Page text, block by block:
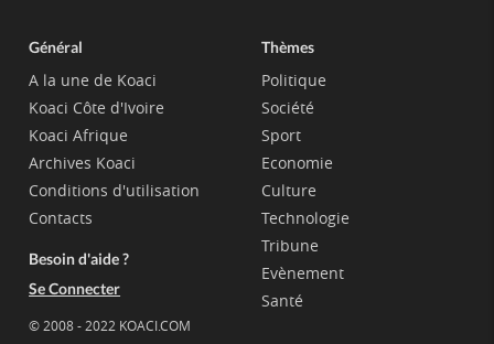
Général
A la une de Koaci
Koaci Côte d'Ivoire
Koaci Afrique
Archives Koaci
Conditions d'utilisation
Contacts
Besoin d'aide ?
Se Connecter
© 2008 - 2022 KOACI.COM
Thèmes
Politique
Société
Sport
Economie
Culture
Technologie
Tribune
Evènement
Santé